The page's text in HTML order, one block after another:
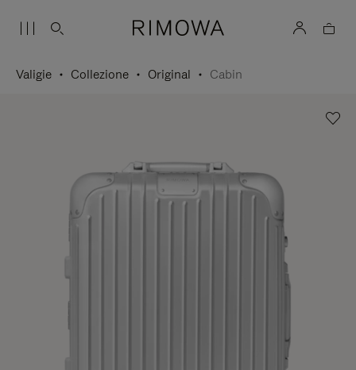
Valigie Collezione Original Cabin